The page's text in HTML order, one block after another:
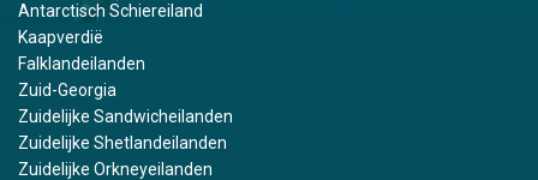
Antarctisch Schiereiland
Kaapverdië
Falklandeilanden
Zuid-Georgia
Zuidelijke Sandwicheilanden
Zuidelijke Shetlandeilanden
Zuidelijke Orkneyeilanden